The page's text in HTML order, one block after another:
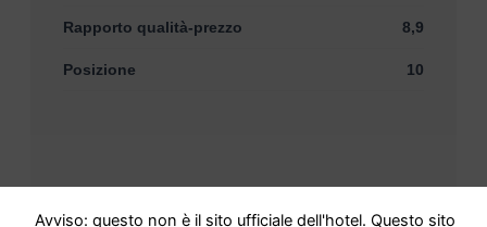
Rapporto qualità-prezzo 8,9
Posizione 10
Avviso: questo non è il sito ufficiale dell'hotel. Questo sito